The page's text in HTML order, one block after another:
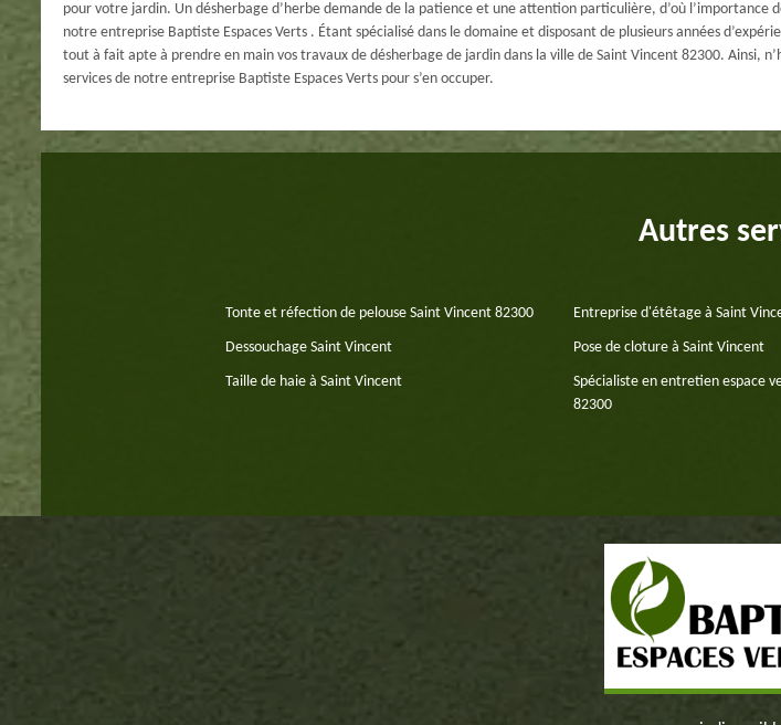
pour votre jardin. Un désherbage d’herbe demande de la patience et une attention particulière, d’où l’importance
notre entreprise Baptiste Espaces Verts . Étant spécialisé dans le domaine et disposant de plusieurs années
tout à fait apte à prendre en main vos travaux de désherbage de jardin dans la ville de Saint Vincent 82300. Ainsi,
services de notre entreprise Baptiste Espaces Verts pour s’en occuper.
Autres
Tonte et réfection de pelouse Saint Vincent 82300 Entreprise d'étêtage à Saint
Dessouchage Saint Vincent Pose de cloture à Saint Vincent
Taille de haie à Saint Vincent
Spécialiste en entretien espace
82300